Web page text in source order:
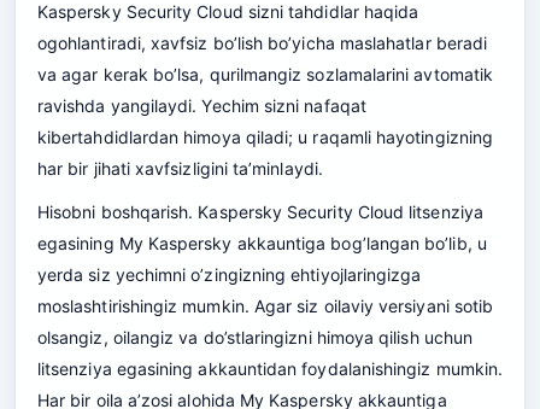
Kaspersky Security Cloud sizni tahdidlar haqida
ogohlantiradi, xavfsiz bo’lish bo’yicha maslahatlar beradi
va agar kerak bo’lsa, qurilmangiz sozlamalarini avtomatik
ravishda yangilaydi. Yechim sizni nafaqat
kibertahdidlardan himoya qiladi; u raqamli hayotingizning
har bir jihati xavfsizligini ta’minlaydi.
Hisobni boshqarish. Kaspersky Security Cloud litsenziya
egasining My Kaspersky akkauntiga bog’langan bo’lib, u
yerda siz yechimni o’zingizning ehtiyojlaringizga
moslashtirishingiz mumkin. Agar siz oilaviy versiyani sotib
olsangiz, oilangiz va do’stlaringizni himoya qilish uchun
litsenziya egasining akkauntidan foydalanishingiz mumkin.
Har bir oila a’zosi alohida My Kaspersky akkauntiga